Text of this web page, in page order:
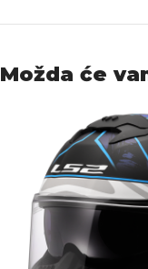
Možda će